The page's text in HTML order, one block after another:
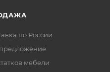
по России
мебели